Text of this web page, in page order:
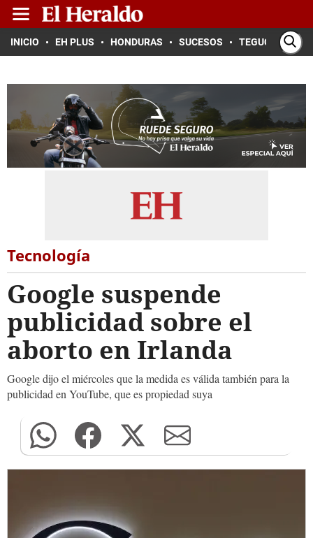
INICIO EH PLUS HONDURAS SUCESOS TEGUCIGALPA
Tecnología
Google suspende
publicidad sobre el
aborto en Irlanda
Google dijo el miércoles que la medida es válida también para la
publicidad en YouTube, que es propiedad suya